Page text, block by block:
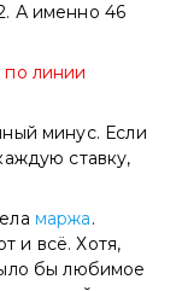
А именно 46
по линии
минус. Если
ставку,
маржа.
и всё. Хотя,
бы любимое